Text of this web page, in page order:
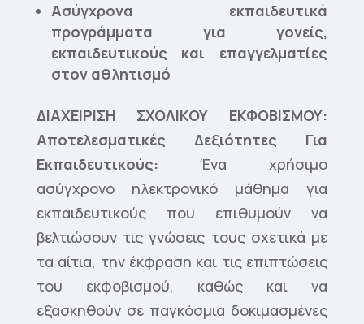
Ασύγχρονα εκπαιδευτικά
προγράμματα για γονείς,
εκπαιδευτικούς και επαγγελματίες
στον αθλητισμό
ΔΙΑΧΕΙΡΙΣΗ ΣΧΟΛΙΚΟΥ ΕΚΦΟΒΙΣΜΟΥ:
Αποτελεσματικές Δεξιότητες Για
Εκπαιδευτικούς: Ένα χρήσιμο
ασύγχρονο ηλεκτρονικό μάθημα για
εκπαιδευτικούς που επιθυμούν να
βελτιώσουν τις γνώσεις τους σχετικά με
τα αίτια, την έκφραση και τις επιπτώσεις
του εκφοβισμού, καθώς και να
εξασκηθούν σε παγκόσμια δοκιμασμένες